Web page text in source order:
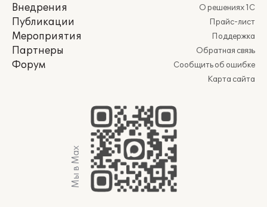
Внедрения
Публикации
Мероприятия
Партнеры
Форум
О решениях 1С
Прайс-лист
Поддержка
Обратная связь
Сообщить об ошибке
Карта сайта
Мы в Max